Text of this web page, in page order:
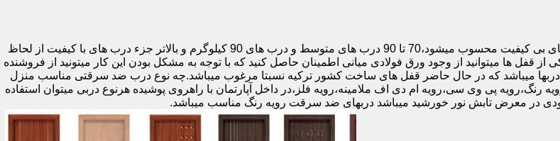
اولین راه وزن درب هست که به صورت کلی درب های کمتر از 60 کیلوگرم جزء درب های بی کیفیت محسوب میشود،70 تا 90 درب های متوسط و درب های 90 کیلوگرم و بالاتر جزء درب های با کیفیت از لحاظ
قفل ها میتوانید از وجود ورق فولادی میانی اطمینان حاصل کنید که با توجه به مشکل بودن این کار میتونید از فروشنده
میباشد که در حال حاضر قفل های ساخت کشور ترکیه نسبتا مرغوب میباشد.چه نوع درب ضد سرقتی مناسب منزل
حالت کلی به 4 دسته تقسیم بندی میشود.رویه رنگ،رویه پی وی سی،رویه ام دی اف ملامینه،رویه فلز،در داخل آپارتمان با راهروی پوشیده هرنوع دربی میتوان استفاده
در معرض تابش نور خورشید میباشد دربهای ضد سرقت رویه رنگ مناسب میباشد.